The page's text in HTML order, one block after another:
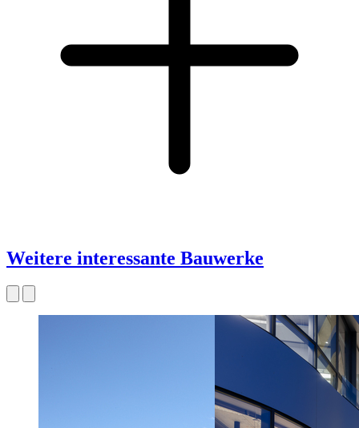
Weitere interessante Bauwerke